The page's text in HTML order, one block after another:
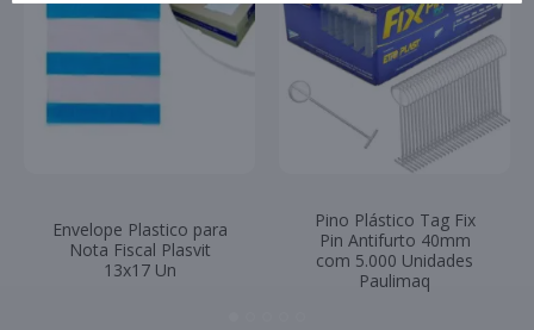
Envelope Plastico para
Nota Fiscal Plasvit
13x17 Un
Pino Plástico Tag Fix
Pin Antifurto 40mm
com 5.000 Unidades
Paulimaq